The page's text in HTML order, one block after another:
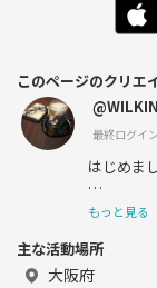
このページのクリエ
最終ログイ
はじめま
社会人5年
もっと見る
主な活動場所
大阪府